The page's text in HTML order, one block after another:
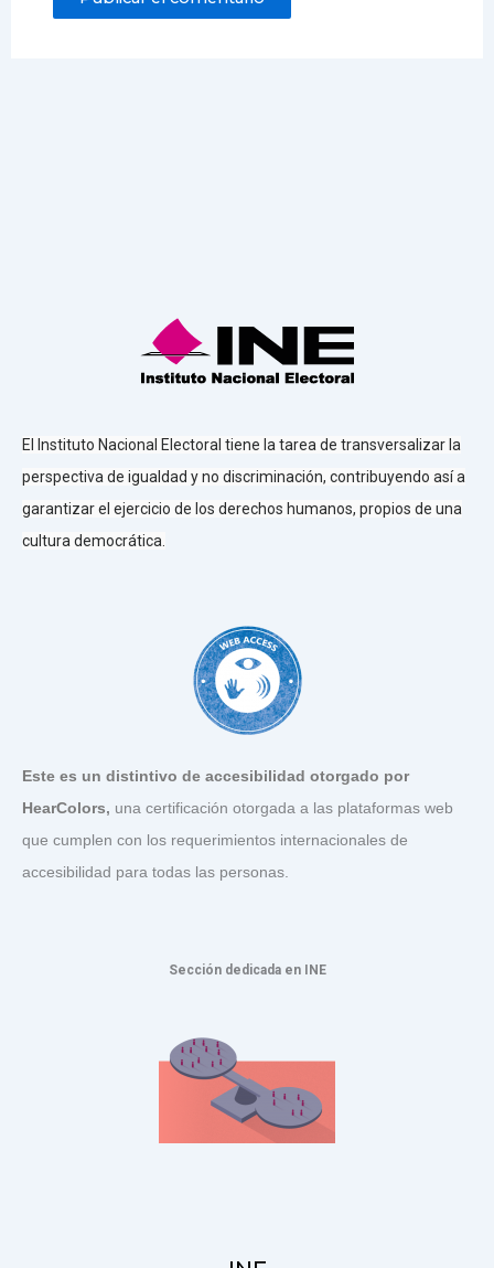
El Instituto Nacional Electoral tiene la tarea de transversalizar la
perspectiva de igualdad y no discriminación, contribuyendo así a
garantizar el ejercicio de los derechos humanos, propios de una
cultura democrática.
Este es un distintivo de accesibilidad otorgado por
HearColors, una certificación otorgada a las plataformas web
que cumplen con los requerimientos internacionales de
accesibilidad para todas las personas.
Sección dedicada en INE